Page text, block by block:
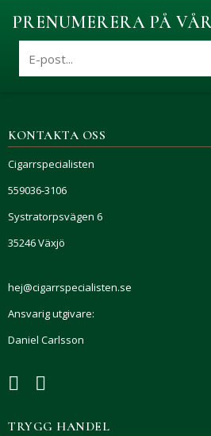
PRENUMERERA PÅ
KONTAKTA OSS
Cigarrspecialisten
559036-3106
Systratorpsvägen 6
35246 Växjö
hej@cigarrspecialisten.se
Ansvarig utgivare:
Daniel Carlsson
TRYGG HANDEL